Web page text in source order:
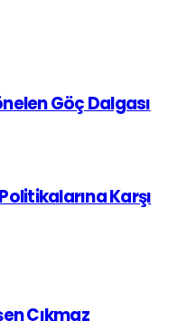
Göç Dalgası
Karşı
Çıkmaz